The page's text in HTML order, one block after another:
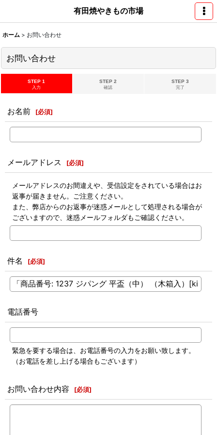
有田焼やきもの市場
ホーム > お問い合わせ
お問い合わせ
STEP 1
入力
STEP 2
確認
STEP 3
完了
お名前 [必須]
メールアドレス [必須]
メールアドレスのお間違えや、受信設定をされている場合はお
返事が届きません。ご注意ください。
また、弊店からのお返事が迷惑メールとして処理される場合が
ございますので、迷惑メールフォルダもご確認ください。
件名 [必須]
電話番号
緊急を要する場合は、お電話番号の入力をお願い致します。
（お電話を差し上げる場合もございます）
お問い合わせ内容 [必須]